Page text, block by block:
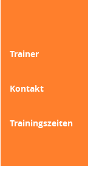
Trainer
Kontakt
Trainingszeiten